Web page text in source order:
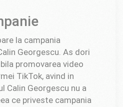
la campania
Georgescu. As dori
promovarea video
TikTok, avind in
Calin Georgescu nu a
ce priveste campania